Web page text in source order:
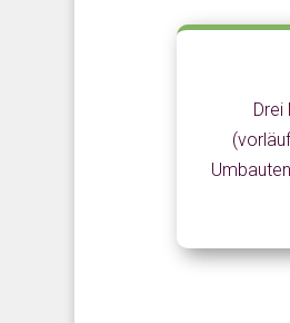
Drei